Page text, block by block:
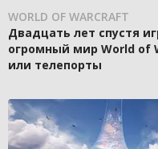
WORLD OF WARCRAFT
Двадцать лет спустя
огромный мир World
или телепорты